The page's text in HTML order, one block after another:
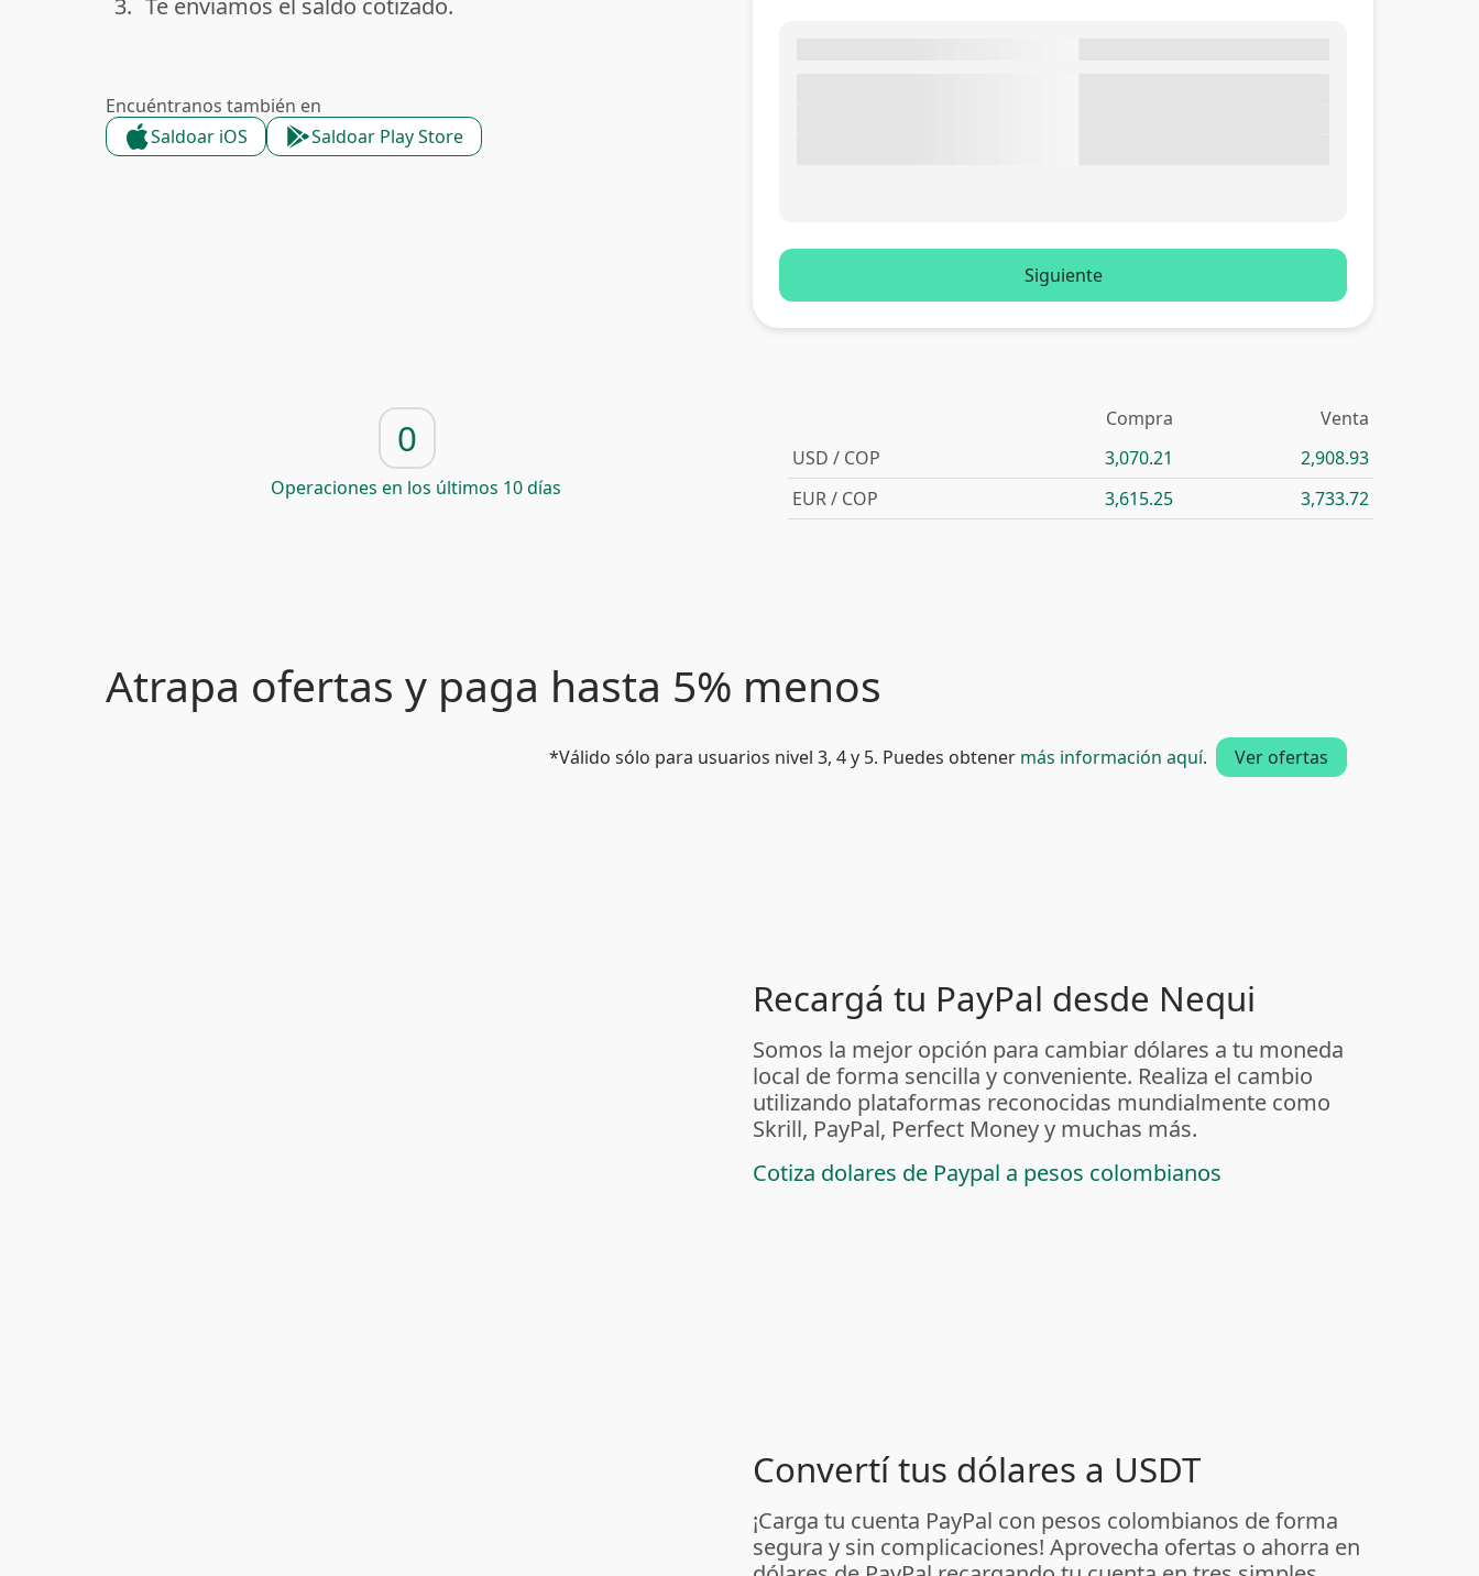
done
3. Te enviamos el saldo cotizado.
Encuéntranos también en
Saldoar iOS
Saldoar Play Store
Siguiente
0
Operaciones en los últimos 10 días
Compra
Venta
USD / COP
3,070.21
2,908.93
EUR / COP
3,615.25 3,733.72
Atrapa ofertas y paga hasta 5% menos
*Válido sólo para usuarios nivel 3, 4 y 5. Puedes obtener más información aquí. Ver ofertas
Recargá tu PayPal desde Nequi
Somos la mejor opción para cambiar dólares a tu moneda
local de forma sencilla y conveniente. Realiza el cambio
utilizando plataformas reconocidas mundialmente como
Skrill, PayPal, Perfect Money y muchas más.
Cotiza dolares de Paypal a pesos colombianos
Convertí tus dólares a USDT
¡Carga tu cuenta PayPal con pesos colombianos de forma
segura y sin complicaciones! Aprovecha ofertas o ahorra en